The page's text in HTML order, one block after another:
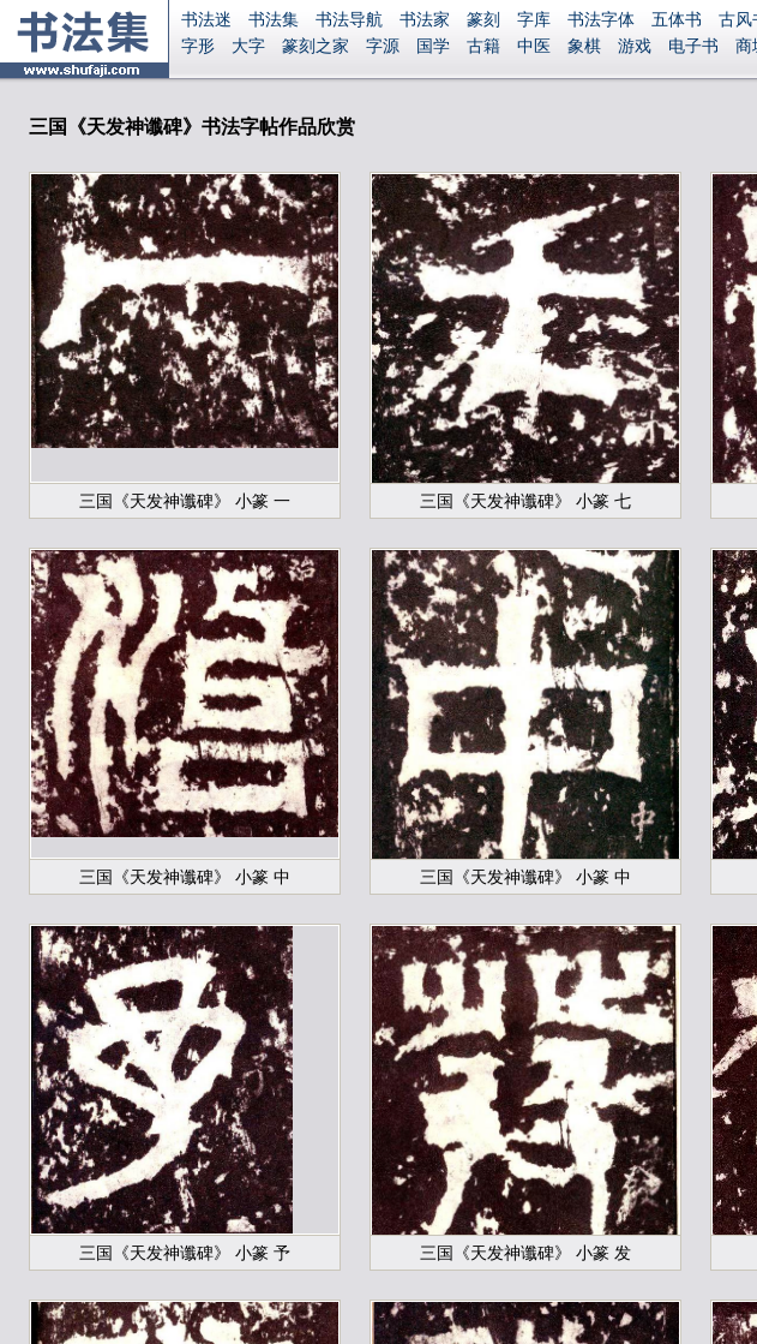
书法迷 书法集 书法导航 书法家 篆刻 字库 书法字体 五体书 古风
字形
大字 篆刻之家 字源 国学 古籍 中医 象棋 游戏 电子书 商
三国《天发神谶碑》书法字帖作品欣赏
三国《天发神谶碑》 小篆 一 三国《天发神谶碑》 小篆 七
三国《天发神谶碑》 小篆 中 三国《天发神谶碑》 小篆 中
三国《天发神谶碑》 小篆 予 三国《天发神谶碑》 小篆 发